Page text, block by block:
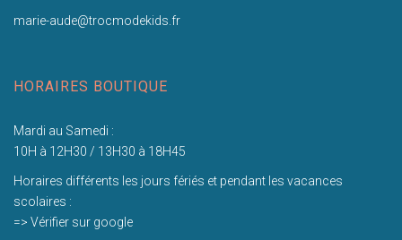
marie-aude@trocmodekids.fr
HORAIRES BOUTIQUE
Mardi au Samedi :
10H à 12H30 / 13H30 à 18H45
Horaires différents les jours fériés et pendant les vacances
scolaires :
=> Vérifier sur google